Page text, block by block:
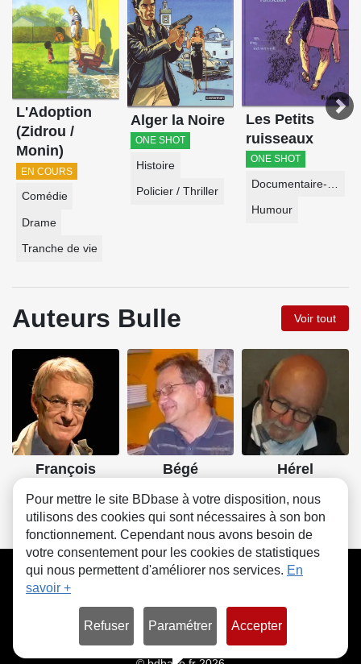
L'Adoption
(Zidrou /
Monin)
EN COURS
Comédie
Drame
Tranche de vie
Alger la Noire
ONE SHOT
Histoire
Policier / Thriller
Les Petits
ruisseaux
ONE SHOT
Humour
Auteurs Bulle Voir tout
François
Bégé Hérel
CGU FAQ Contact Cookies
Pour mettre le site BDbase à votre disposition, nous
utilisons des cookies qui sont nécessaires à son bon
fonctionnement. Cependant nous avons besoin de
votre consentement pour les cookies de statistiques
qui nous permettent d'améliorer nos services. En
savoir +
Refuser Paramétrer Accepter